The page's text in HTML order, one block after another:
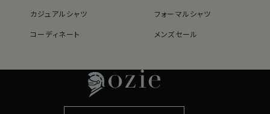
＊クールマックス®（COOLMAX®）はThe LYCRA
●イタリアンカラーとは？
このシャツは衿と前立ての裏部分がオープンカラーのよ
カジュアルシャツ
フォーマルシャツ
コーディネート
メンズセール
袖・カフス型から選ぶ
色から選ぶ
柄から選ぶ
カフスボタン
サスペンダー